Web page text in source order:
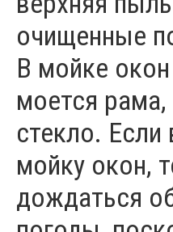
очищенные
В мойке
моется рама,
стекло. Если
мойку окон,
дождаться